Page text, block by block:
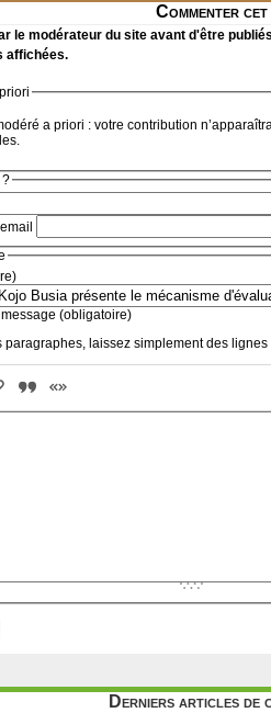
Commenter
le modérateur du site avant d'être
affichées.
a priori : votre contribution
?
(obligatoire)
paragraphes, laissez simplement des lignes
Derniers articles de